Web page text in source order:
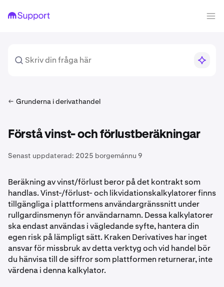
Grunderna i derivathandel
Förstå vinst- och förlustberäkningar
Senast uppdaterad: 2025 borgemánnu 9
Beräkning av vinst/förlust beror på det kontrakt som
handlas. Vinst-/förlust- och likvidationskalkylatorer finns
tillgängliga i plattformens användargränssnitt under
rullgardinsmenyn för användarnamn. Dessa kalkylatorer
ska endast användas i vägledande syfte, hantera din
egen risk på lämpligt sätt. Kraken Derivatives har inget
ansvar för missbruk av detta verktyg och vid handel bör
du hänvisa till de siffror som plattformen returnerar, inte
värdena i denna kalkylator.